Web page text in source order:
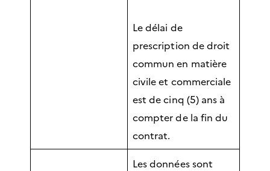
Le délai de
prescription de droit
commun en matière
civile et commerciale
est de cinq (5) ans à
compter de la fin du
contrat.
Les données sont